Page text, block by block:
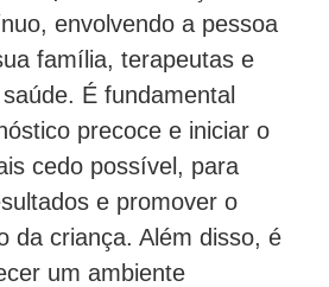
envolvendo a pessoa
família, terapeutas e
É fundamental
precoce e iniciar o
cedo possível, para
e promover o
da criança. Além disso, é
um ambiente